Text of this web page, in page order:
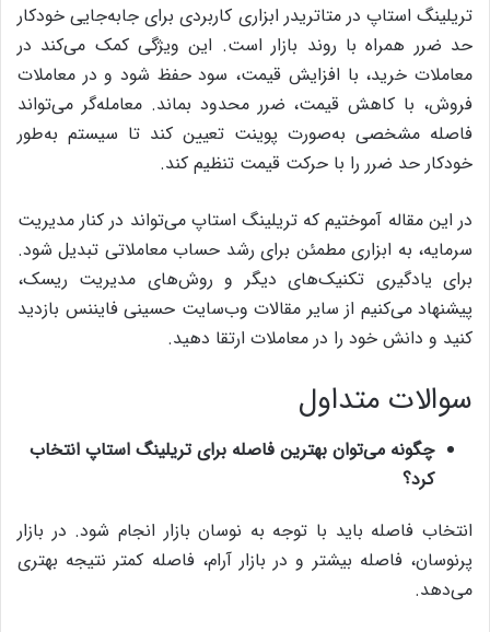
تریلینگ استاپ در متاتریدر ابزاری کاربردی برای جابه‌جایی خودکار
حد ضرر همراه با روند بازار است. این ویژگی کمک می‌کند در
معاملات خرید، با افزایش قیمت، سود حفظ شود و در معاملات
فروش، با کاهش قیمت، ضرر محدود بماند. معامله‌گر می‌تواند
فاصله مشخصی به‌صورت پوینت تعیین کند تا سیستم به‌طور
خودکار حد ضرر را با حرکت قیمت تنظیم کند.
در این مقاله آموختیم که تریلینگ استاپ می‌تواند در کنار مدیریت
سرمایه، به ابزاری مطمئن برای رشد حساب معاملاتی تبدیل شود.
برای یادگیری تکنیک‌های دیگر و روش‌های مدیریت ریسک،
پیشنهاد می‌کنیم از سایر مقالات وب‌سایت حسینی فایننس بازدید
کنید و دانش خود را در معاملات ارتقا دهید.
سوالات متداول
چگونه می‌توان بهترین فاصله برای تریلینگ استاپ انتخاب
کرد؟
انتخاب فاصله باید با توجه به نوسان بازار انجام شود. در بازار
پرنوسان، فاصله بیشتر و در بازار آرام، فاصله کمتر نتیجه بهتری
می‌دهد.